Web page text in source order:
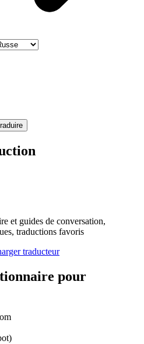
et guides de conversation,
traductions favoris
pour